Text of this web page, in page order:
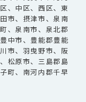
、中区、西区、東
市、摂津市、泉南
、泉南市、泉北郡
中市、豊能郡豊能
市、羽曳野市、阪
松原市、三島郡島
町、南河内郡千早